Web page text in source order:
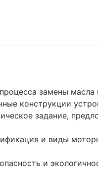
замены
конструкции
задание,
и виды
и